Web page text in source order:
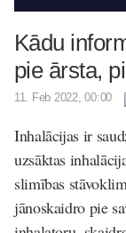
Kādu
pie ārsta,
11. Feb 2022, 00:00
Inhalācijas ir
uzsāktas
slimības
jānoskaidro pie